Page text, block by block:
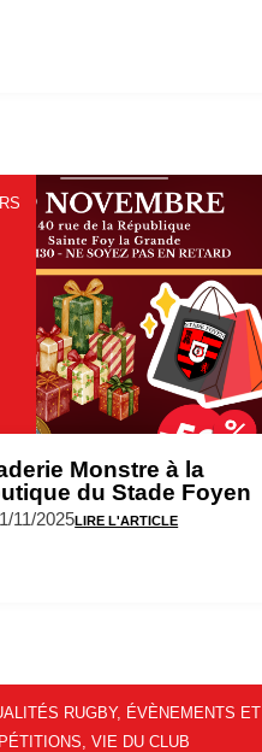
Monstre à la
du Stade Foyen
11/2025LIRE L'ARTICLE
RUGBY, ÉVÈNEMENTS ET
,VIE DU CLUB